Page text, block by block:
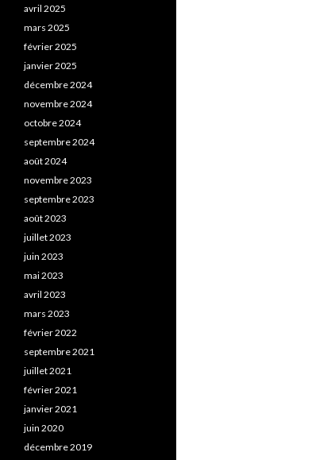
avril 2025
mars 2025
février 2025
janvier 2025
décembre 2024
novembre 2024
octobre 2024
septembre 2024
août 2024
novembre 2023
septembre 2023
août 2023
juillet 2023
juin 2023
mai 2023
avril 2023
mars 2023
février 2022
septembre 2021
juillet 2021
février 2021
janvier 2021
juin 2020
décembre 2019